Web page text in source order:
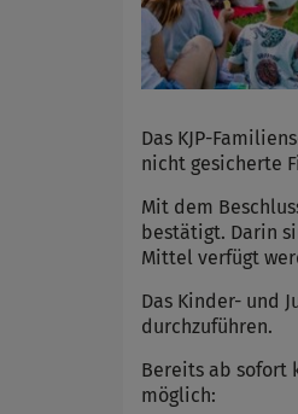
Das KJP-
nicht gesicherte
Mit dem
bestätigt. Darin
Mittel verfügt
Das Kinder- und
durchzuführen.
Bereits ab sofort
möglich: